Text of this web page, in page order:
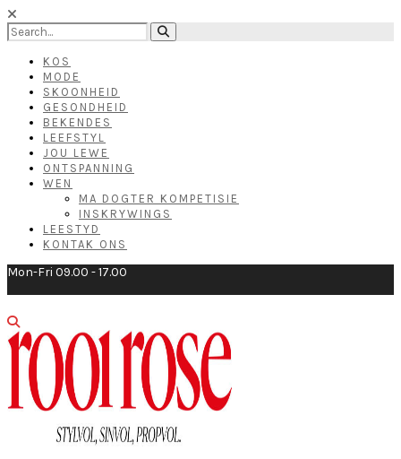
KOS
MODE
SKOONHEID
GESONDHEID
BEKENDES
LEEFSTYL
JOU LEWE
ONTSPANNING
WEN
MA DOGTER KOMPETISIE
INSKRYWINGS
LEESTYD
KONTAK ONS
Mon-Fri 09.00 - 17.00